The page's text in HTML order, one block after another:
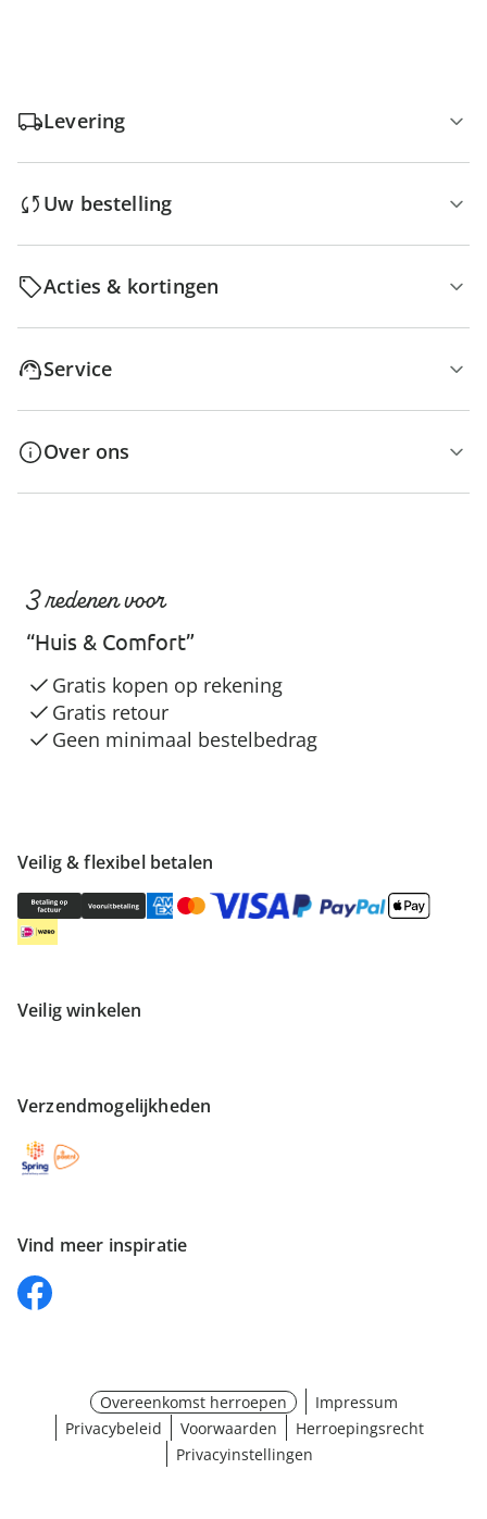
Levering
Uw bestelling
Acties & kortingen
Service
Over ons
Veilig & flexibel betalen
Veilig winkelen
Verzendmogelijkheden
Vind meer inspiratie
3 redenen voor
“Huis & Comfort”
Gratis kopen op rekening
Gratis retour
Geen minimaal bestelbedrag
Overeenkomst herroepen
Impressum
Privacybeleid
Voorwaarden
Herroepingsrecht
Privacyinstellingen